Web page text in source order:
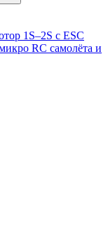
1S–2S с ESC
RC самолёта и